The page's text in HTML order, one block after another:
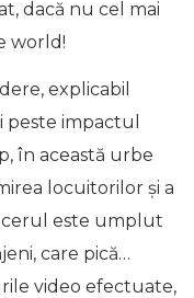
dacă nu cel mai
world!
explicabil
peste impactul
în această urbe
locuitorilor și a
cerul este umplut
care pică…
video efectuate,